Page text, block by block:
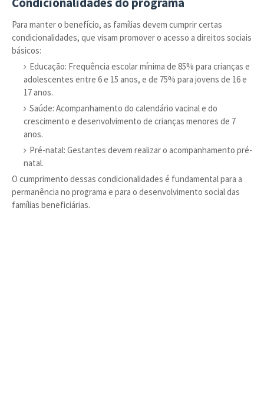
Para manter o benefício, as famílias devem cumprir certas
condicionalidades, que visam promover o acesso a direitos sociais
básicos:
Educação: Frequência escolar mínima de 85% para crianças e
adolescentes entre 6 e 15 anos, e de 75% para jovens de 16 e
17 anos.
Saúde: Acompanhamento do calendário vacinal e do
crescimento e desenvolvimento de crianças menores de 7
anos.
Pré-natal: Gestantes devem realizar o acompanhamento pré-
natal.
O cumprimento dessas condicionalidades é fundamental para a
permanência no programa e para o desenvolvimento social das
famílias beneficiárias.